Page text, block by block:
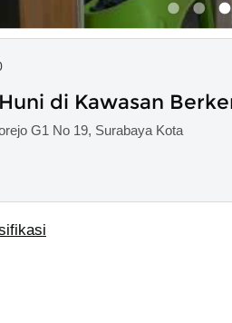
di Kawasan
G1 No 19, Surabaya Kota